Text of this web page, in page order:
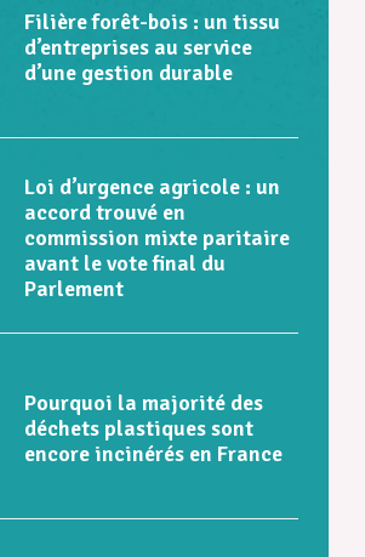
Filière forêt-bois : un tissu
d’entreprises au service
d’une gestion durable
Loi d’urgence agricole : un
accord trouvé en
commission mixte paritaire
avant le vote final du
Parlement
Pourquoi la majorité des
déchets plastiques sont
encore incinérés en France